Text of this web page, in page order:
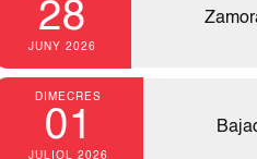
28
JUNY 2026
DIMECRES
01
JULIOL 2026